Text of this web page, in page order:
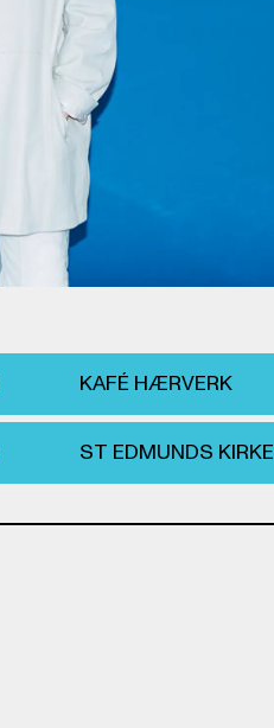
KAFÉ HÆRVERK
ST EDMUNDS KIRKE